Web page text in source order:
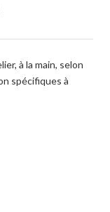
à la main, selon
spécifiques à